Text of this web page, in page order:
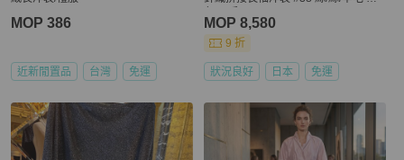
MOP 386
近新閒置品 台灣 免運
MOP 8,580
9 折
狀況良好 日本 免運